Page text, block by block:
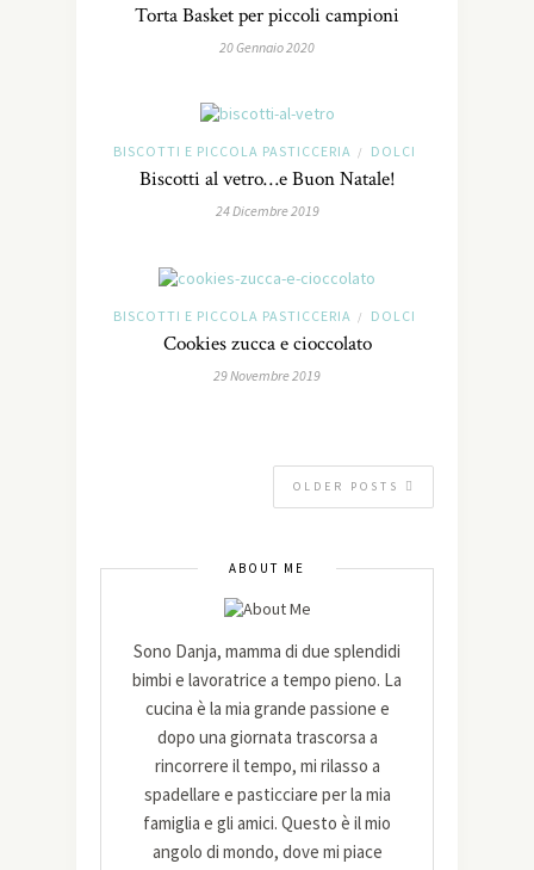
Torta Basket per piccoli campioni
20 Gennaio 2020
BISCOTTI E PICCOLA PASTICCERIA / DOLCI
Biscotti al vetro…e Buon Natale!
24 Dicembre 2019
BISCOTTI E PICCOLA PASTICCERIA / DOLCI
Cookies zucca e cioccolato
29 Novembre 2019
OLDER POSTS
ABOUT ME
Sono Danja, mamma di due splendidi
bimbi e lavoratrice a tempo pieno. La
cucina è la mia grande passione e
dopo una giornata trascorsa a
rincorrere il tempo, mi rilasso a
spadellare e pasticciare per la mia
famiglia e gli amici. Questo è il mio
angolo di mondo, dove mi piace